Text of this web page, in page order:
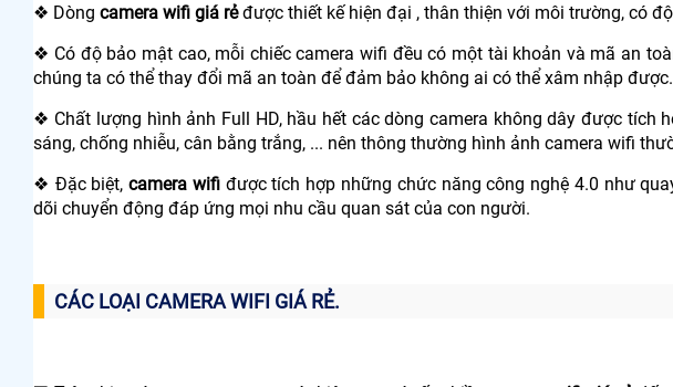
❖ Dòng camera wifi giá rẻđược thiết kế hiện đại , thân thiện với môi trường, có
❖ Có độ bảo mật cao, mỗi chiếc camera wifi đều có một tài khoản và mã an
chúng ta có thể thay đổi mã an toàn để đảm bảo không ai có thể xâm nhập được.
❖ Chất lượng hình ảnh Full HD, hầu hết các dòng camera không dây được tích
sáng, chống nhiễu, cân bằng trắng, ... nên thông thường hình ảnh camera wifi
❖ Đặc biệt, camera wifi được tích hợp những chức năng công nghệ 4.0 như
dõi chuyển động đáp ứng mọi nhu cầu quan sát của con người.
CÁC LOẠI CAMERA WIFI GIÁ RẺ.